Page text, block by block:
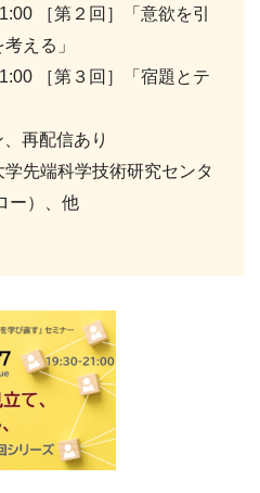
［第２回］「意欲を引
える」
［第３回］「宿題とテ
再配信あり
先端科学技術研究センタ
ー）、他